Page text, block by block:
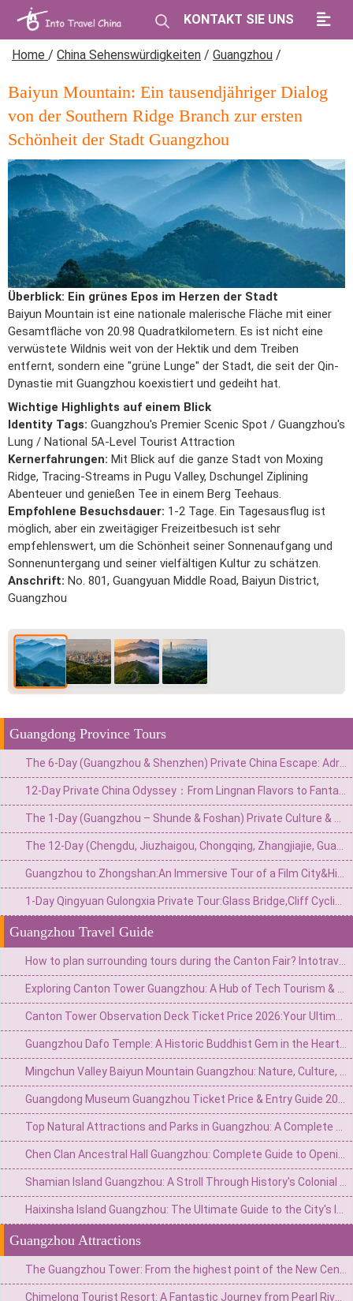
KONTAKT SIE UNS
Home / China Sehenswürdigkeiten / Guangzhou /
Baiyun Mountain: Ein tausendjähriger Dialog
von der Southern Ridge Branch zur ersten
Schönheit der Stadt Guangzhou
Überblick: Ein grünes Epos im Herzen der Stadt
Baiyun Mountain ist eine nationale malerische Fläche mit einer
Gesamtfläche von 20.98 Quadratkilometern. Es ist nicht eine
verwüstete Wildnis weit von der Hektik und dem Treiben
entfernt, sondern eine "grüne Lunge" der Stadt, die seit der Qin-
Dynastie mit Guangzhou koexistiert und gedeiht hat.
Wichtige Highlights auf einem Blick
Identity Tags: Guangzhou's Premier Scenic Spot / Guangzhou's
Lung / National 5A-Level Tourist Attraction
Kernerfahrungen: Mit Blick auf die ganze Stadt von Moxing
Ridge, Tracing-Streams in Pugu Valley, Dschungel Ziplining
Abenteuer und genießen Tee in einem Berg Teehaus.
Empfohlene Besuchsdauer: 1-2 Tage. Ein Tagesausflug ist
möglich, aber ein zweitägiger Freizeitbesuch ist sehr
empfehlenswert, um die Schönheit seiner Sonnenaufgang und
Sonnenuntergang und seiner vielfältigen Kultur zu schätzen.
Anschrift: No. 801, Guangyuan Middle Road, Baiyun District,
Guangzhou
Guangdong Province Tours
Guangzhou Travel Guide
Guangzhou Attractions